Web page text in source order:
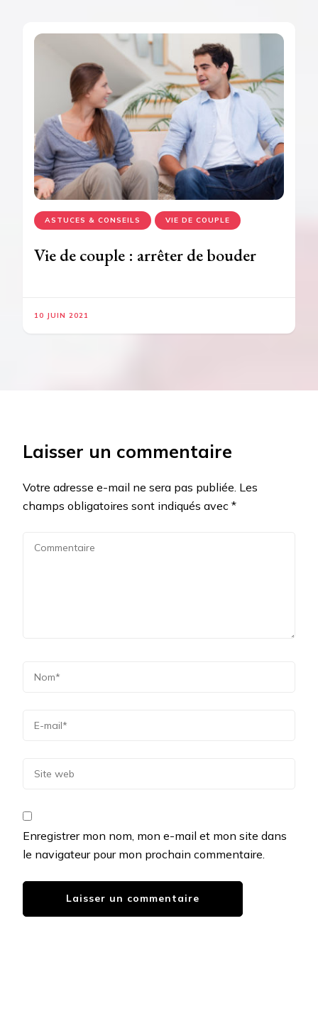
ASTUCES & CONSEILS VIE DE COUPLE
Vie de couple : arrêter de bouder
10 JUIN 2021
Laisser un commentaire
Votre adresse e-mail ne sera pas publiée. Les
champs obligatoires sont indiqués avec *
Enregistrer mon nom, mon e-mail et mon site dans
le navigateur pour mon prochain commentaire.